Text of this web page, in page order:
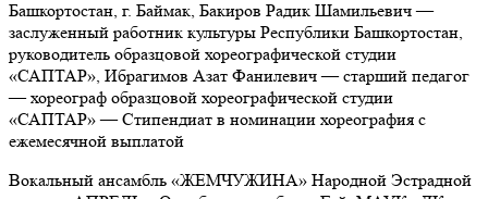
Башкортостан, г. Баймак, Бакиров Радик Шамильевич —
заслуженный работник культуры Республики Башкортостан,
руководитель образцовой хореографической студии
«САПТАР», Ибрагимов Азат Фанилевич — старший педагог
— хореограф образцовой хореографической студии
«САПТАР» — Стипендиат в номинации хореография с
ежемесячной выплатой
Вокальный ансамбль «ЖЕМЧУЖИНА» Народной Эстрадной